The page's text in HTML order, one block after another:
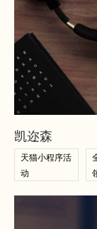
凯迩森
天猫小程序活
动